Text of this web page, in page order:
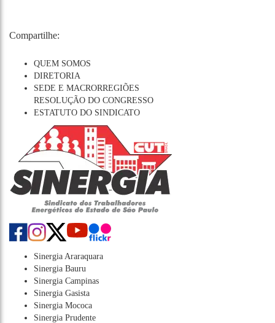
Compartilhe:
QUEM SOMOS
DIRETORIA
SEDE E MACRORREGIÕES
RESOLUÇÃO DO CONGRESSO
ESTATUTO DO SINDICATO
Sinergia Araraquara
Sinergia Bauru
Sinergia Campinas
Sinergia Gasista
Sinergia Mococa
Sinergia Prudente